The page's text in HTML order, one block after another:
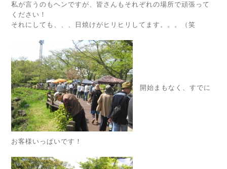
私が言うのもヘンですが、皆さんもそれぞれの場所で頑張って
ください！
それにしても、、、日焼けがヒリヒリしてます。。。（笑
開始まもなく、すでに
お客様いっぱいです！